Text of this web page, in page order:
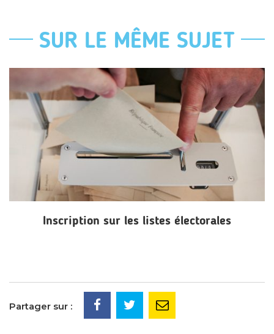
SUR LE MÊME SUJET
Inscription sur les listes électorales
Partager sur :